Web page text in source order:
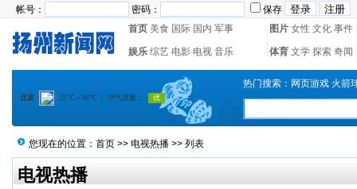
帐号： 密码：
保存
首页 美食 国际 国内 军事 图片 女性 文化 事件
娱乐 综艺 电影 电视 音乐 体育 文学 探索 奇闻
热门搜索： 网页游戏 火箭
您现在的位置： 首页 >> 电视热播 >> 列表
电视热播